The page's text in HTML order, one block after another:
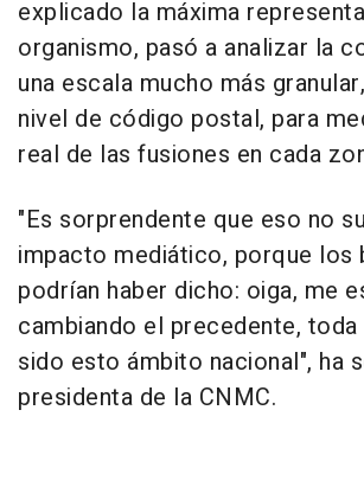
explicado la máxima
organismo, pasó a analizar la
una escala mucho más
nivel de código postal, para
real de las fusiones en cada
"Es sorprendente que eso no
impacto mediático, porque los
podrían haber dicho: oiga, me
cambiando el precedente, toda
sido esto ámbito nacional", ha
presidenta de la CNMC.